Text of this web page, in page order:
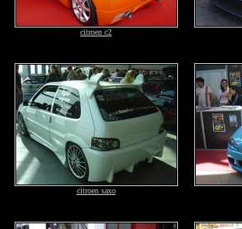
citroen c2
citroen saxo